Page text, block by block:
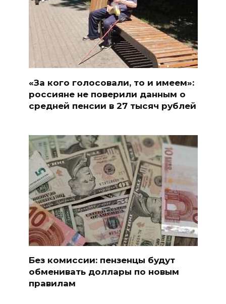
«За кого голосовали, то и имеем»:
россияне не поверили данным о
средней пенсии в 27 тысяч рублей
Без комиссии: пензенцы будут
обменивать доллары по новым
правилам